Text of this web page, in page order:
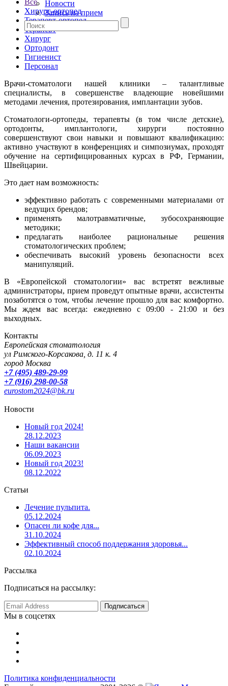
Новости
Запись на прием
Хирург-ортопед
Терапевт-ортопед
Терапевт
Хирург
Ортодонт
Гигиенист
Персонал
Врачи-стоматологи нашей клиники – талантливые
специалисты, в совершенстве владеющие новейшими
методами лечения, протезирования, имплантации зубов.
Стоматологи-ортопеды, терапевты (в том числе детские),
ортодонты, имплантологи, хирурги постоянно
совершенствуют свои навыки и повышают квалификацию:
активно участвуют в конференциях и симпозиумах, проходят
обучение на сертифицированных курсах в РФ, Германии,
Швейцарии.
Это дает нам возможность:
эффективно работать с современными материалами от
ведущих брендов;
применять малотравматичные, зубосохраняющие
методики;
предлагать наиболее рациональные решения
стоматологических проблем;
обеспечивать высокий уровень безопасности всех
манипуляций.
В «Европейской стоматологии» вас встретят вежливые
администраторы, прием проведут опытные врачи, ассистенты
позаботятся о том, чтобы лечение прошло для вас комфортно.
Мы ждем вас всегда: ежедневно с 09:00 - 21:00 и без
выходных.
Контакты
Европейская стоматология
ул Римского-Корсакова, д. 11 к. 4
город Москва
+7 (495) 489-29-99
+7 (916) 298-00-58
eurostom2024@bk.ru
Новости
Новый год 2024!
28.12.2023
Наши вакансии
06.09.2023
Новый год 2023!
08.12.2022
Статьи
Лечение пульпита.
05.12.2024
Опасен ли кофе для...
31.10.2024
Эффективный способ поддержания здоровья...
02.10.2024
Рассылка
Подписаться на рассылку:
Мы в соцсетях
Политика конфиденциальности